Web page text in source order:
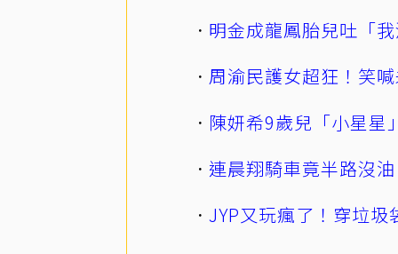
明金成龍鳳胎兒吐「
周渝民護女超狂！笑
陳妍希9歲兒「小星
連晨翔騎車竟半路沒
JYP又玩瘋了！穿垃